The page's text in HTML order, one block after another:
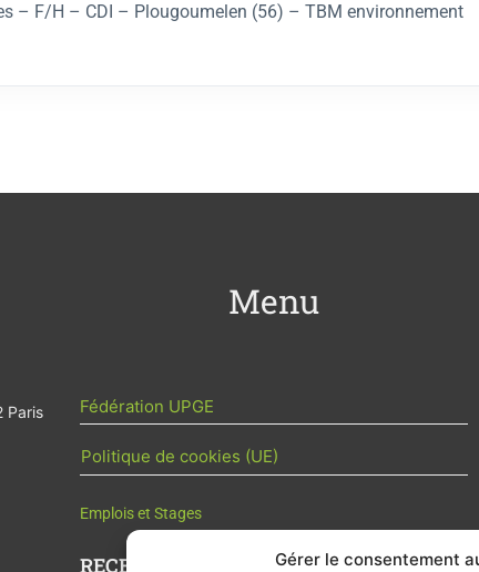
Gérer le consentement
– F/H – CDI – Plougoumelen (56) – TBM environnement
Paris
Menu
Fédération UPGE
Politique de cookies (UE)
Emplois et Stages
RECEVOIR L'ACTU DE LA FILIÈRE